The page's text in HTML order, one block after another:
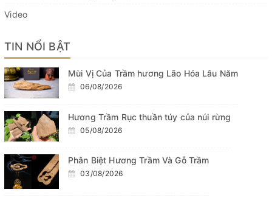
Video
TIN NỔI BẬT
Mùi Vị Của Trầm hương Lão Hóa Lâu Năm
06/08/2026
Hương Trầm Rục thuần túy của núi rừng
05/08/2026
Phân Biệt Hương Trầm Và Gỗ Trầm
03/08/2026